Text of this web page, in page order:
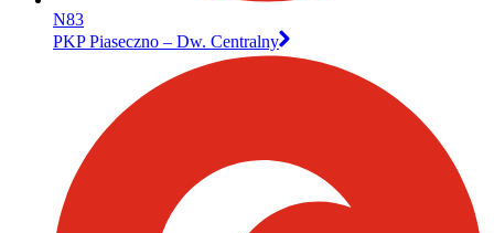
N83
PKP Piaseczno – Dw. Centralny